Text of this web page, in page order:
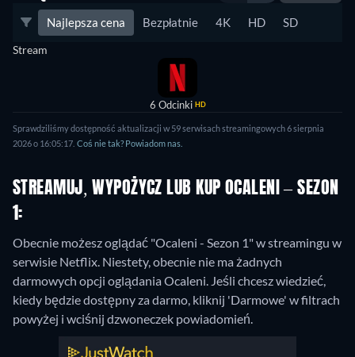
Najlepsza cena Bezpłatnie 4K HD SD
Stream
6 Odcinki HD
Sprawdziliśmy dostępność aktualizacji w 59 serwisach streamingowych 6 sierpnia
2026 o 16:05:17. Coś nie tak? Powiadom nas.
STREAMUJ, WYPOŻYCZ LUB KUP OCALENI – SEZON
1:
Obecnie możesz oglądać "Ocaleni - Sezon 1" w streamingu w
serwisie Netflix. Niestety, obecnie nie ma żadnych
darmowych opcji oglądania Ocaleni. Jeśli chcesz wiedzieć,
kiedy będzie dostępny za darmo, kliknij 'Darmowe' w filtrach
powyżej i wciśnij dzwoneczek powiadomień.